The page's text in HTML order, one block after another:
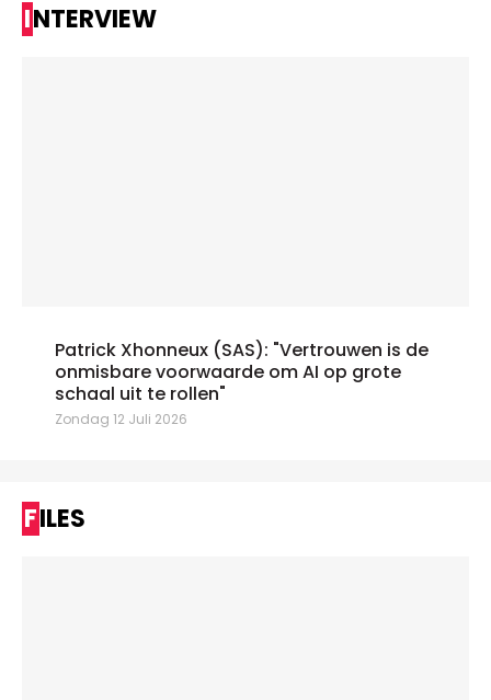
INTERVIEW
Patrick Xhonneux (SAS): "Vertrouwen is de
onmisbare voorwaarde om AI op grote
schaal uit te rollen"
Zondag 12 Juli 2026
FILES